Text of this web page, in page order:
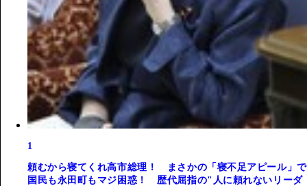
1
頼むから寝てくれ高市総理！ まさかの「寝不足アピール」で
国民も永田町もマジ困惑！ 歴代屈指の"人に頼れないリーダ